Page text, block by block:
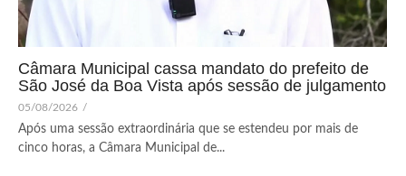
Câmara Municipal cassa mandato do prefeito de
São José da Boa Vista após sessão de julgamento
05/08/2026 /
Após uma sessão extraordinária que se estendeu por mais de
cinco horas, a Câmara Municipal de...